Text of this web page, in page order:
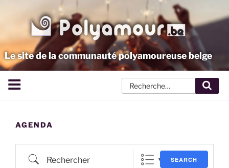
principal
Le site de la communauté polyamoureuse belge
AGENDA
Rechercher SEARCH